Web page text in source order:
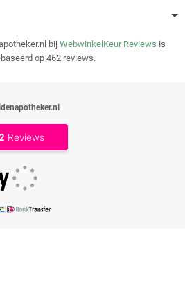
bij WebwinkelKeur Reviews is
op 462 reviews.